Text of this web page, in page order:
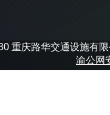
重庆路华交通设施有
渝公网